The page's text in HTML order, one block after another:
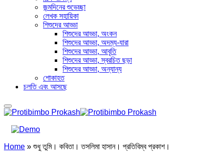
জন্মদিনের শুভেচ্ছা
লেখক সহায়িকা
শিশুদের আড্ডা
শিশুদের আড্ডা, অংকন
শিশুদের আড্ডা, অদম্য-যারা
শিশুদের আড্ডা, আবৃতি
শিশুদের আড্ডা, স্বরচিত ছড়া
শিশুদের আড্ডা, অন্যান্য
শোকাহত
চলতি এবং আসছে
Home »শুধু তুমি। কবিতা। তসলিমা হাসান। প্রতিবিম্ব প্রকাশ।